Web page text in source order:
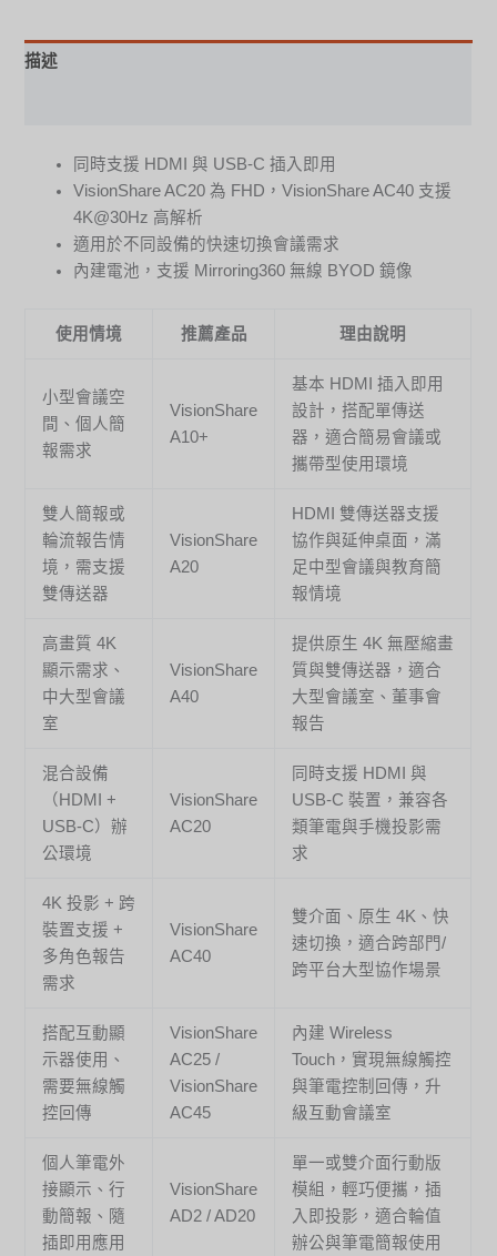
描述
同時支援 HDMI 與 USB-C 插入即用
VisionShare AC20 為 FHD，VisionShare AC40 支援
4K@30Hz 高解析
適用於不同設備的快速切換會議需求
內建電池，支援 Mirroring360 無線 BYOD 鏡像
使用情境 推薦產品 理由說明
小型會議空
間、個人簡
報需求
VisionShare
A10+
基本 HDMI 插入即用
設計，搭配單傳送
器，適合簡易會議或
攜帶型使用環境
雙人簡報或
輪流報告情
境，需支援
雙傳送器
VisionShare
A20
HDMI 雙傳送器支援
協作與延伸桌面，滿
足中型會議與教育簡
報情境
高畫質 4K
顯示需求、
中大型會議
室
VisionShare
A40
提供原生 4K 無壓縮畫
質與雙傳送器，適合
大型會議室、董事會
報告
混合設備
（HDMI +
USB-C）辦
公環境
VisionShare
AC20
同時支援 HDMI 與
USB-C 裝置，兼容各
類筆電與手機投影需
求
4K 投影 + 跨
裝置支援 +
多角色報告
需求
VisionShare
AC40
雙介面、原生 4K、快
速切換，適合跨部門/
跨平台大型協作場景
搭配互動顯
示器使用、
需要無線觸
控回傳
VisionShare
AC25 /
VisionShare
AC45
內建 Wireless
Touch，實現無線觸控
與筆電控制回傳，升
級互動會議室
個人筆電外
接顯示、行
動簡報、隨
插即用應用
VisionShare
AD2 / AD20
單一或雙介面行動版
模組，輕巧便攜，插
入即投影，適合輪值
辦公與筆電簡報使用